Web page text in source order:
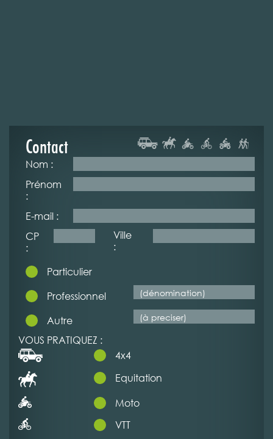
Contact
Nom :
Prénom
:
E-mail :
CP
:
Ville
:
Particulier
Professionnel
Autre
VOUS PRATIQUEZ :
4x4
Equitation
Moto
VTT